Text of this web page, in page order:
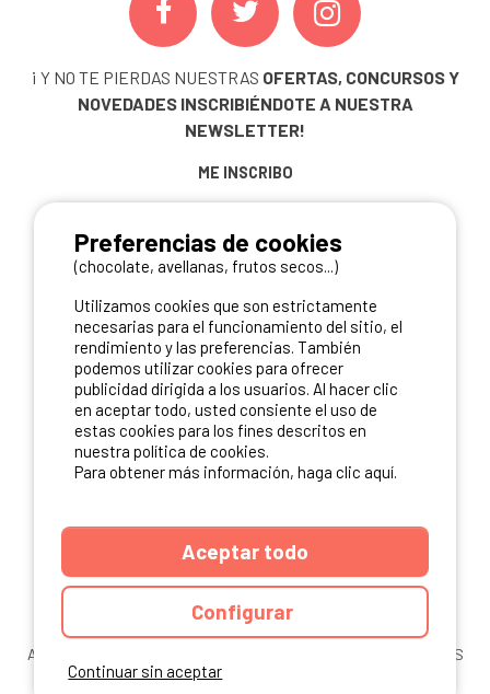
¡ Y NO TE PIERDAS NUESTRAS OFERTAS, CONCURSOS Y
NOVEDADES INSCRIBIÉNDOTE A NUESTRA
NEWSLETTER!
ME INSCRIBO
NUESTROS PARTNERS
ANUARIO
COOKIES
CARTA DE CONFIDENCIALIDAD
Continuar sin aceptar
Preferencias de cookies
(chocolate, avellanas, frutos secos...)
Utilizamos cookies que son estrictamente
necesarias para el funcionamiento del sitio, el
rendimiento y las preferencias. También
podemos utilizar cookies para ofrecer
publicidad dirigida a los usuarios. Al hacer clic
en aceptar todo, usted consiente el uso de
estas cookies para los fines descritos en
nuestra política de cookies.
Para obtener más información, haga clic aquí.
Aceptar todo
Configurar